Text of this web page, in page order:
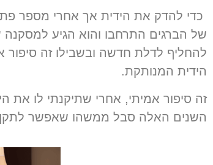
כדי להדק את הידית אך אחרי מספר
של הברגים התרחבו והוא הגיע
להחליף לדלת חדשה ובשבילו זה
הידית המנותקת.
זה סיפור אמיתי, אחרי שתיקנתי לו את
השנים האלה סבל ממשהו שאפשר